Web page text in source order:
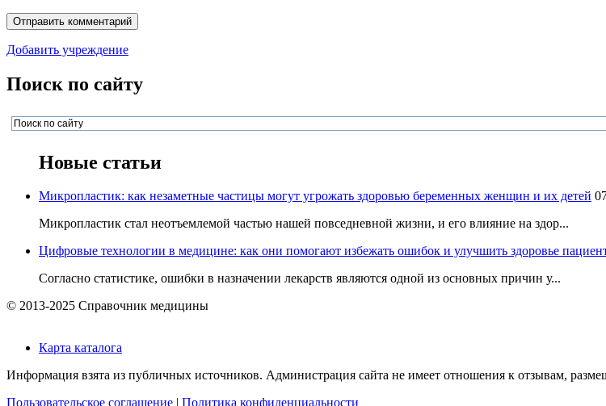
Добавить учреждение
Поиск по сайту
Новые статьи
Микропластик: как незаметные частицы могут угрожать здоровью беременных женщин и их детей
Микропластик стал неотъемлемой частью нашей повседневной жизни, и его влияние на здор...
Цифровые технологии в медицине: как они помогают избежать ошибок и улучшить здоровье
Согласно статистике, ошибки в назначении лекарств являются одной из основных причин у...
© 2013-2025 Справочник медицины
Карта каталога
Информация взята из публичных источников. Администрация сайта не имеет отношения к отзывам,
Пользовательское соглашение
Политика конфиденциальности